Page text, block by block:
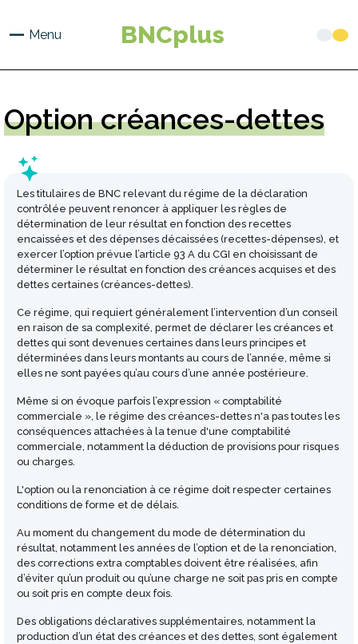
principal
Menu BNCplus
Optioncréances-dettes
Les titulaires de BNC relevant du régime de la déclaration
contrôlée peuvent renoncer à appliquer les règles de
détermination de leur résultat en fonction des recettes
encaissées et des dépenses décaissées (recettes-dépenses), et
exercer l’option prévue l’article 93 A du CGI en choisissant de
déterminer le résultat en fonction des créances acquises et des
dettes certaines (créances-dettes).
Ce régime, qui requiert généralement l’intervention d’un conseil
en raison de sa complexité, permet de déclarer les créances et
dettes qui sont devenues certaines dans leurs principes et
déterminées dans leurs montants au cours de l’année, même si
elles ne sont payées qu’au cours d’une année postérieure.
Même si on évoque parfois l’expression « comptabilité
commerciale », le régime des créances-dettes n'a pas toutes les
conséquences attachées à la tenue d'une comptabilité
commerciale, notamment la déduction de provisions pour risques
ou charges.
L'option ou la renonciation à ce régime doit respecter certaines
conditions de forme et de délais.
Au moment du changement du mode de détermination du
résultat, notamment les années de l’option et de la renonciation,
des corrections extra comptables doivent être réalisées, afin
d’éviter qu’un produit ou qu’une charge ne soit pas pris en compte
ou soit pris en compte deux fois.
Des obligations déclaratives supplémentaires, notamment la
production d’un état des créances et des dettes, sont également